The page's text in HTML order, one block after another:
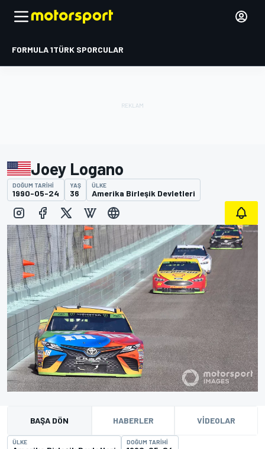
FORMULA 1TÜRK SPORCULAR
Joey Logano
DOĞUM TARIHI
1990-05-24
YAŞ
36
ÜLKE
Amerika Birleşik Devletleri
BAŞA DÖN HABERLER VIDEOLAR
ÜLKE DOĞUM TARIHI